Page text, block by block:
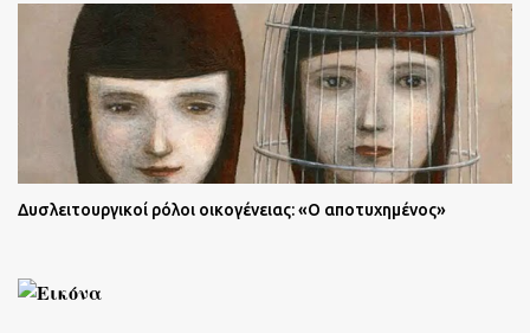
Δυσλειτουργικοί ρόλοι οικογένειας: «Ο αποτυχημένος»